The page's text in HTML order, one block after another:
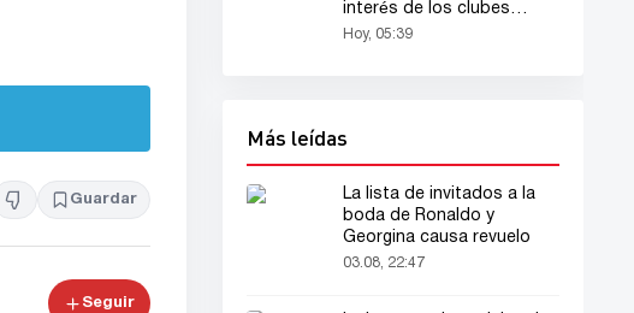
Guardar
Seguir
interés de los clubes
ingleses
Hoy, 05:39
Más leídas
La lista de invitados a la
boda de Ronaldo y
Georgina causa revuelo
03.08, 22:47